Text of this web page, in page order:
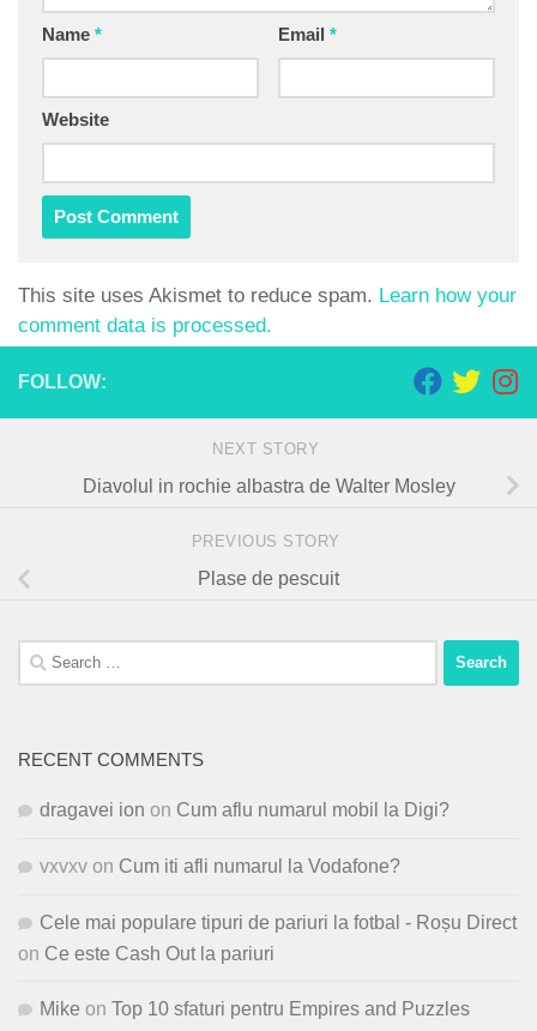
Name * Email *
Website
This site uses Akismet to reduce spam. Learn how your
comment data is processed.
FOLLOW:
NEXT STORY
Diavolul in rochie albastra de Walter Mosley
PREVIOUS STORY
Plase de pescuit
Search
for:
RECENT COMMENTS
dragavei ion on Cum aflu numarul mobil la Digi?
vxvxv on Cum iti afli numarul la Vodafone?
Cele mai populare tipuri de pariuri la fotbal - Roșu Direct
on Ce este Cash Out la pariuri
Mike on Top 10 sfaturi pentru Empires and Puzzles